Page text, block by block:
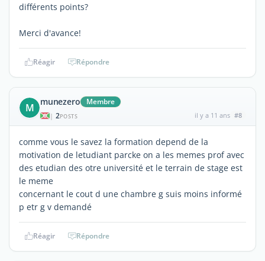
différents points?
Merci d'avance!
Réagir Répondre
M munezero Membre
| 2POSTS il y a 11 ans #8
comme vous le savez la formation depend de la
motivation de letudiant parcke on a les memes prof avec
des etudian des otre université et le terrain de stage est
le meme
concernant le cout d une chambre g suis moins informé
p etr g v demandé
Réagir Répondre